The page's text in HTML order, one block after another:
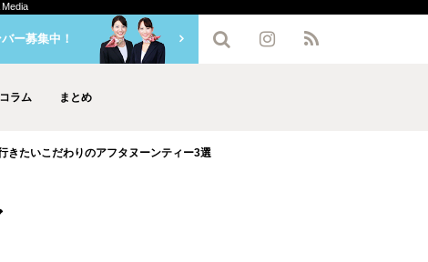
ラム まとめ
ー募集中！
きたいこだわりのアフタヌーンティー3選